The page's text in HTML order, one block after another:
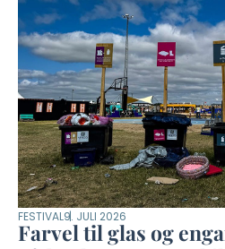
FESTIVAL9. JULI 2026
Farvel til glas og